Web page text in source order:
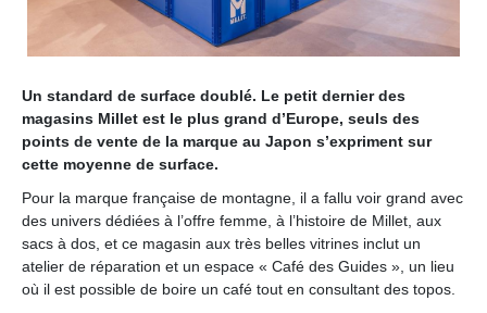
s
e
t
d
e
s
m
a
r
Un standard de surface doublé. Le petit dernier des
magasins Millet est le plus grand d’Europe, seuls des
points de vente de la marque au Japon s’expriment sur
cette moyenne de surface.
Pour la marque française de montagne, il a fallu voir grand avec
des univers dédiées à l’offre femme, à l’histoire de Millet, aux
sacs à dos, et ce magasin aux très belles vitrines inclut un
atelier de réparation et un espace « Café des Guides », un lieu
où il est possible de boire un café tout en consultant des topos.